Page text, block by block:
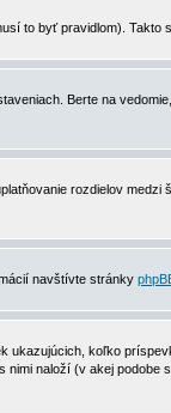
to byť pravidlom). Takto
Berte na
rozdielov medzi
navštívte stránky
koľko
naloží (v akej podobe